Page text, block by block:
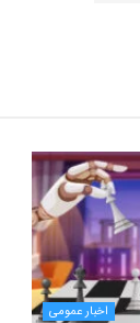
اخبار عمومی